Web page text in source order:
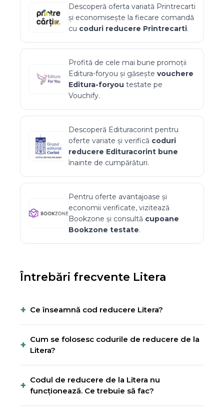
Descoperă oferta variată Printrecarti
și economisește la fiecare comandă
cu coduri reducere Printrecarti.
Profită de cele mai bune promoții
Editura-foryou și găsește vouchere
Editura-foryou testate pe
Vouchify.
Descoperă Edituracorint pentru
oferte variate și verifică coduri
reducere Edituracorint bune
înainte de cumpărături.
Pentru oferte avantajoase și
economii verificate, vizitează
Bookzone și consultă cupoane
Bookzone testate.
Întrebări frecvente Litera
+ Ce înseamnă cod reducere Litera?
+ Cum se folosesc codurile de reducere de la
Litera?
+ Codul de reducere de la Litera nu
funcționează. Ce trebuie să fac?